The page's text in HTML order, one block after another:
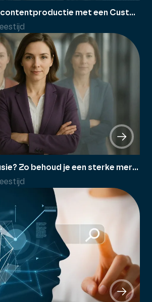
Maximaliseer je contentproductie met een Custom GPT
Overname of fusie? Zo behoud je een sterke merkpositionering